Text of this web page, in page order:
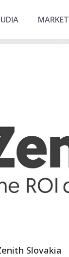
MARKET
Slovakia